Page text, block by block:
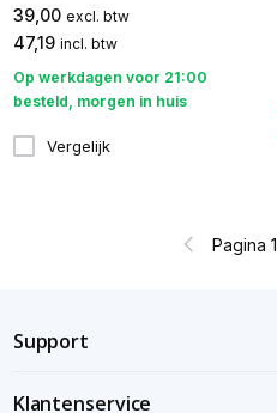
39,00 excl. btw
47,19 incl. btw
Op werkdagen voor 21:00
besteld, morgen in huis
Vergelijk
Pagina
Support
Klantenservice